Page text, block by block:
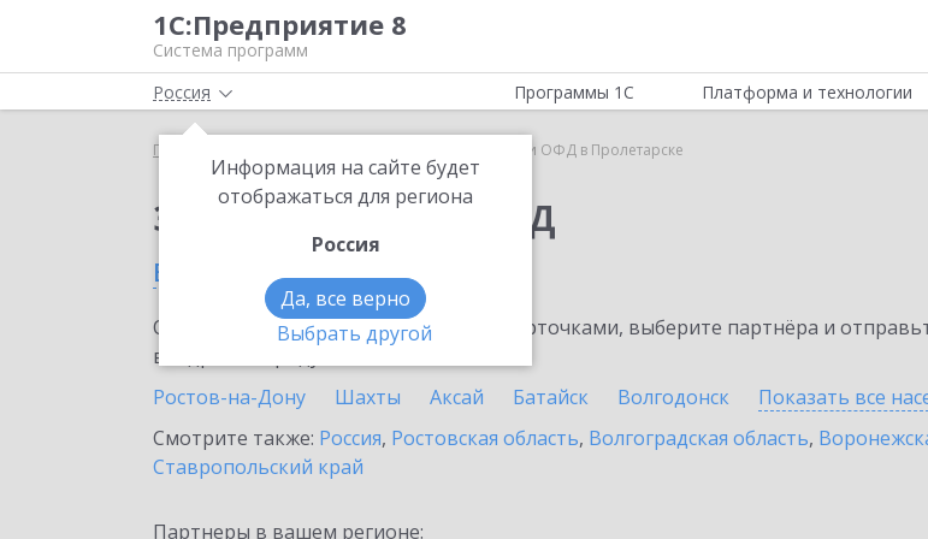
1С:Предприятие 8
Система программ
Россия
Информация на сайте будет
отображаться для региона
Россия
Да, все верно
Выбрать другой
Программы 1С Платформа и технологии
Главная 1С-Чеки ОФД в Пролетарске
Заказать 1С-Чеки ОФД
в Пролетарске
Ознакомьтесь с информационными карточками, выберите партнёра и
внедрение продукта.
Ростов-на-Дону
Шахты Аксай Батайск Волгодонск Показать все
Смотрите также: Россия, Ростовская область, Волгоградская область,
Ставропольский край
Партнеры в вашем регионе: